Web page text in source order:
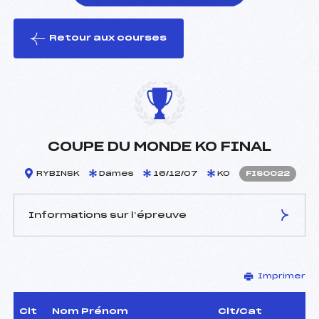
le ski
Retour aux courses
COUPE DU MONDE KO FINAL
RYBINSK Dames 16/12/07 KO FIS0022
Informations sur l’épreuve
–
D.T Adjoint :
–
Dir. Epreuve :
Imprimer
Clt Nom Prénom Clt/Cat